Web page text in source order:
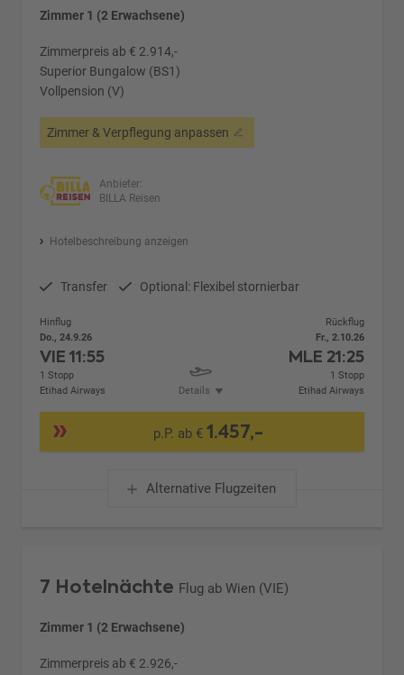
Zimmer 1 (2 Erwachsene)
Zimmerpreis ab € 2.914,-
Superior Bungalow (BS1)
Vollpension (V)
Zimmer & Verpflegung anpassen
Anbieter:
BILLA Reisen
Hotelbeschreibung anzeigen
Transfer Optional: Flexibel stornierbar
Hinflug
Do., 24.9.26
VIE11:55
1 Stopp
Etihad Airways
Details
Rückflug
Fr., 2.10.26
MLE 21:25
1 Stopp
Etihad Airways
p.P. ab €1.457,-
Alternative Flugzeiten
7 Hotelnächte Flug ab Wien (VIE)
Zimmer 1 (2 Erwachsene)
Zimmerpreis ab € 2.926,-